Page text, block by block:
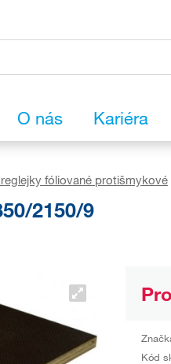
O nás Kariéra
fóliované protišmykové
2150/9
Kód